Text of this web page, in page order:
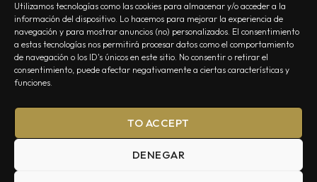
Utilizamos tecnologías como las cookies para almacenar y/o acceder a la
información del dispositivo. Lo hacemos para mejorar la experiencia de
navegación y para mostrar anuncios (no) personalizados. El consentimiento
a estas tecnologías nos permitirá procesar datos como el comportamiento
de navegación o los ID's únicos en este sitio. No consentir o retirar el
consentimiento, puede afectar negativamente a ciertas características y
funciones.
TO ACCEPT
DENEGAR
NOSOTROS CONTACTO EDITORIAL POLÍTICA DE PRIVACIDAD